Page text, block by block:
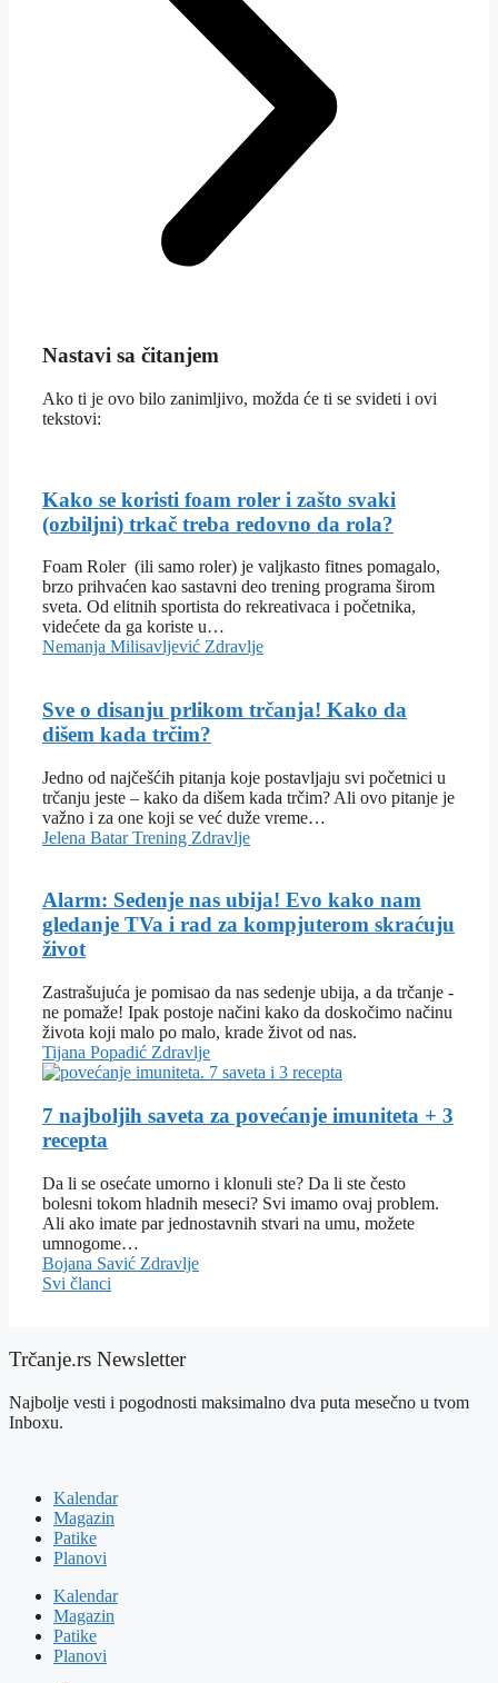
Nastavi sa čitanjem
Ako ti je ovo bilo zanimljivo, možda će ti se svideti i ovi
tekstovi:
Kako se koristi foam roler i zašto svaki
(ozbiljni) trkač treba redovno da rola?
Foam Roler (ili samo roler) je valjkasto fitnes pomagalo,
brzo prihvaćen kao sastavni deo trening programa širom
sveta. Od elitnih sportista do rekreativaca i početnika,
videćete da ga koriste u…
Nemanja Milisavljević Zdravlje
Sve o disanju prlikom trčanja! Kako da
dišem kada trčim?
Jedno od najčešćih pitanja koje postavljaju svi početnici u
trčanju jeste – kako da dišem kada trčim? Ali ovo pitanje je
važno i za one koji se već duže vreme…
Jelena BatarTrening Zdravlje
Alarm: Sedenje nas ubija! Evo kako nam
gledanje TVa i rad za kompjuterom skraćuju
život
Zastrašujuća je pomisao da nas sedenje ubija, a da trčanje -
ne pomaže! Ipak postoje načini kako da doskočimo načinu
života koji malo po malo, krade život od nas.
Tijana Popadić Zdravlje
7 najboljih saveta za povećanje imuniteta + 3
recepta
Da li se osećate umorno i klonuli ste? Da li ste često
bolesni tokom hladnih meseci? Svi imamo ovaj problem.
Ali ako imate par jednostavnih stvari na umu, možete
umnogome…
Bojana Savić Zdravlje
Svi članci
Trčanje.rs Newsletter
Najbolje vesti i pogodnosti maksimalno dva puta mesečno u tvom
Inboxu.
Kalendar
Magazin
Patike
Planovi
Kalendar
Magazin
Patike
Planovi